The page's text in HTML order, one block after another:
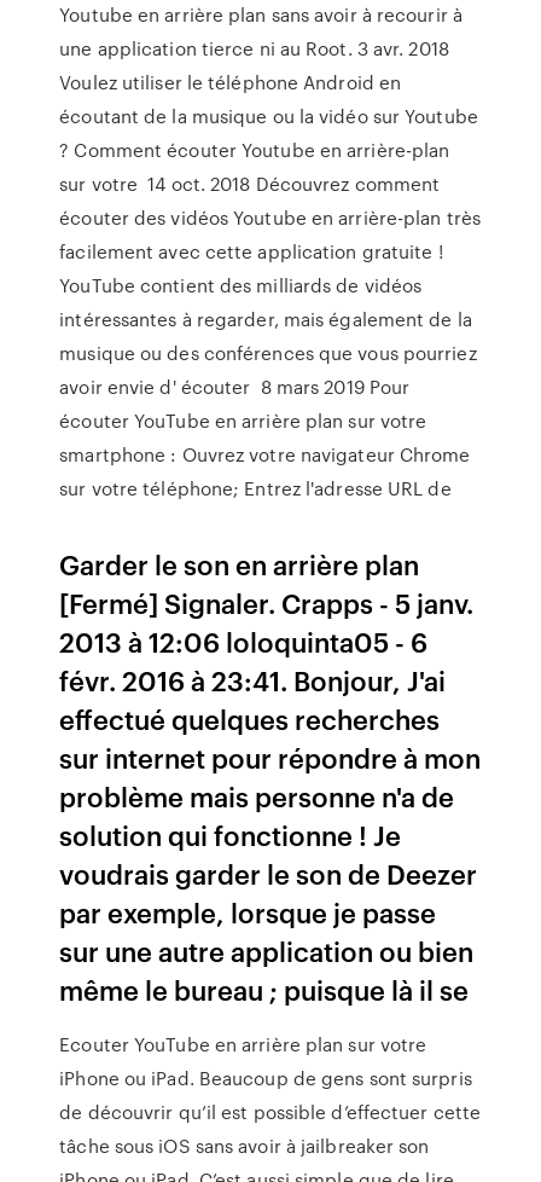
Youtube en arrière plan sans avoir à recourir à
une application tierce ni au Root. 3 avr. 2018
Voulez utiliser le téléphone Android en
écoutant de la musique ou la vidéo sur Youtube
? Comment écouter Youtube en arrière-plan
sur votre 14 oct. 2018 Découvrez comment
écouter des vidéos Youtube en arrière-plan très
facilement avec cette application gratuite !
YouTube contient des milliards de vidéos
intéressantes à regarder, mais également de la
musique ou des conférences que vous pourriez
avoir envie d' écouter 8 mars 2019 Pour
écouter YouTube en arrière plan sur votre
smartphone : Ouvrez votre navigateur Chrome
sur votre téléphone; Entrez l'adresse URL de
Garder le son en arrière plan
[Fermé] Signaler. Crapps - 5 janv.
2013 à 12:06 loloquinta05 - 6
févr. 2016 à 23:41. Bonjour, J'ai
effectué quelques recherches
sur internet pour répondre à mon
problème mais personne n'a de
solution qui fonctionne ! Je
voudrais garder le son de Deezer
par exemple, lorsque je passe
sur une autre application ou bien
même le bureau ; puisque là il se
Ecouter YouTube en arrière plan sur votre
iPhone ou iPad. Beaucoup de gens sont surpris
de découvrir qu’il est possible d’effectuer cette
tâche sous iOS sans avoir à jailbreaker son